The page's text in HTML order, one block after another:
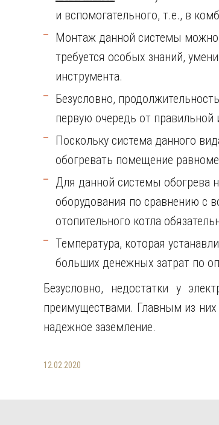
и вспомогательного, т.е., в
Монтаж данной системы можно
требуется особых знаний,
инструмента.
Безусловно,
первую очередь от правильной
Поскольку система данного
обогревать помещение
Для данной системы обогрева
оборудования по сравнению с
отопительного котла
Температура, которая
больших денежных затрат по
Безусловно, недостатки у
преимуществами. Главным из
надежное заземление.
12.02.2020